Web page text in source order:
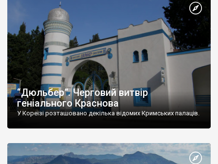
“Дюльбер”. Черговий витвір
геніального Краснова
У Кореїзі розташовано декілька відомих Кримських палаців.